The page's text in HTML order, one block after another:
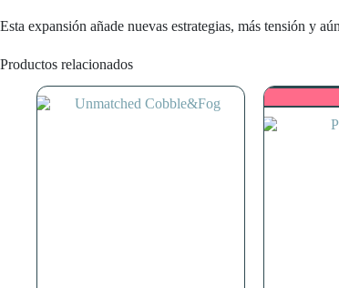
Esta expansión añade nuevas estrategias, más tensión y
Productos relacionados